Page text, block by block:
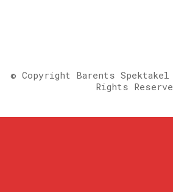
© Copyright Barents
Rights